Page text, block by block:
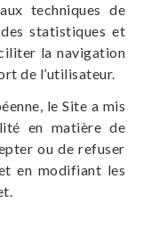
techniques de
statistiques et
la navigation
de l’utilisateur.
le Site a mis
en matière de
ou de refuser
en modifiant les